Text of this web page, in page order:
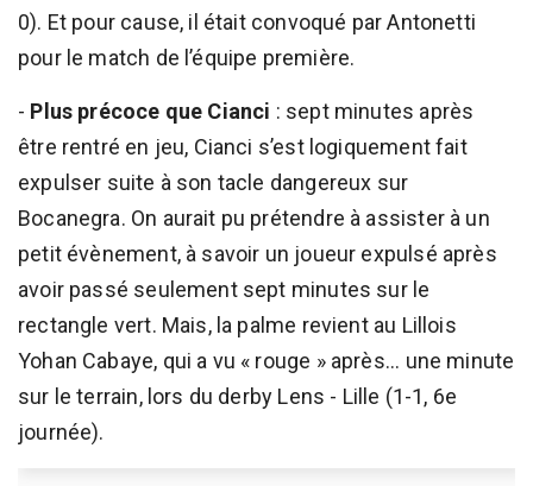
0). Et pour cause, il était convoqué par Antonetti
pour le match de l’équipe première.
- Plus précoce que Cianci : sept minutes après
être rentré en jeu, Cianci s’est logiquement fait
expulser suite à son tacle dangereux sur
Bocanegra. On aurait pu prétendre à assister à un
petit évènement, à savoir un joueur expulsé après
avoir passé seulement sept minutes sur le
rectangle vert. Mais, la palme revient au Lillois
Yohan Cabaye, qui a vu « rouge » après... une minute
sur le terrain, lors du derby Lens - Lille (1-1, 6e
journée).